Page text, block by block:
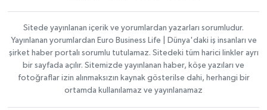
Sitede yayınlanan içerik ve yorumlardan yazarları sorumludur.
Yayınlanan yorumlardan Euro Business Life | Dünya'daki iş insanları ve
şirket haber portalı sorumlu tutulamaz. Sitedeki tüm harici linkler ayrı
bir sayfada açılır. Sitemizde yayınlanan haber, köşe yazıları ve
fotoğraflar izin alınmaksızın kaynak gösterilse dahi, herhangi bir
ortamda kullanılamaz ve yayınlanamaz